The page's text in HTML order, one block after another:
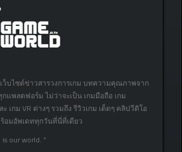
ว็บไซต์ข่าวสารวงการเกม บทความคุณภาพจาก
แพลตฟอร์ม ไม่ว่าจะเป็น เกมมือถือ เกม
ะ เกม VR ต่างๆ รวมถึง รีวิวเกม เด็ดๆ คลิปวีดิโอ
อมอัพเดททุกวันที่นี่ที่เดียว
our world. “